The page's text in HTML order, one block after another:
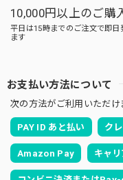
10,000円以上のご購
平日は15時までのご注文で即
ます
お支払い方法について
次の方法がご利用いただけ
PAY ID あと払い ク
Amazon Pay キャ